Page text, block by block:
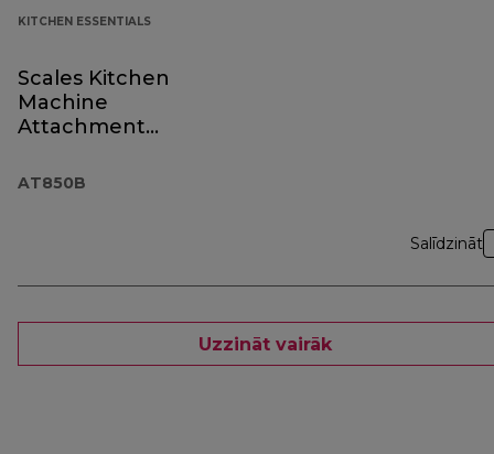
KITCHEN ESSENTIALS
Scales Kitchen
Machine
Attachment
AT850B
Salīdzināt
Uzzināt vairāk